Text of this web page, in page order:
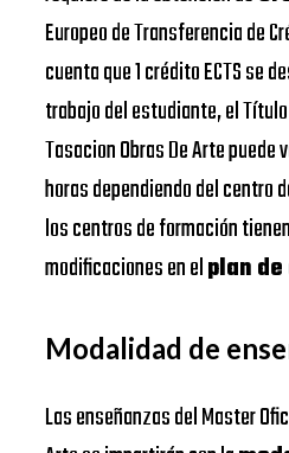
Europeo de Transferencia de
cuenta que 1 crédito ECTS se
trabajo del estudiante, el
Tasacion Obras De Arte puede
horas dependiendo del centro
los centros de formación
modificaciones en elplan
Modalidad de
Las enseñanzas del Master